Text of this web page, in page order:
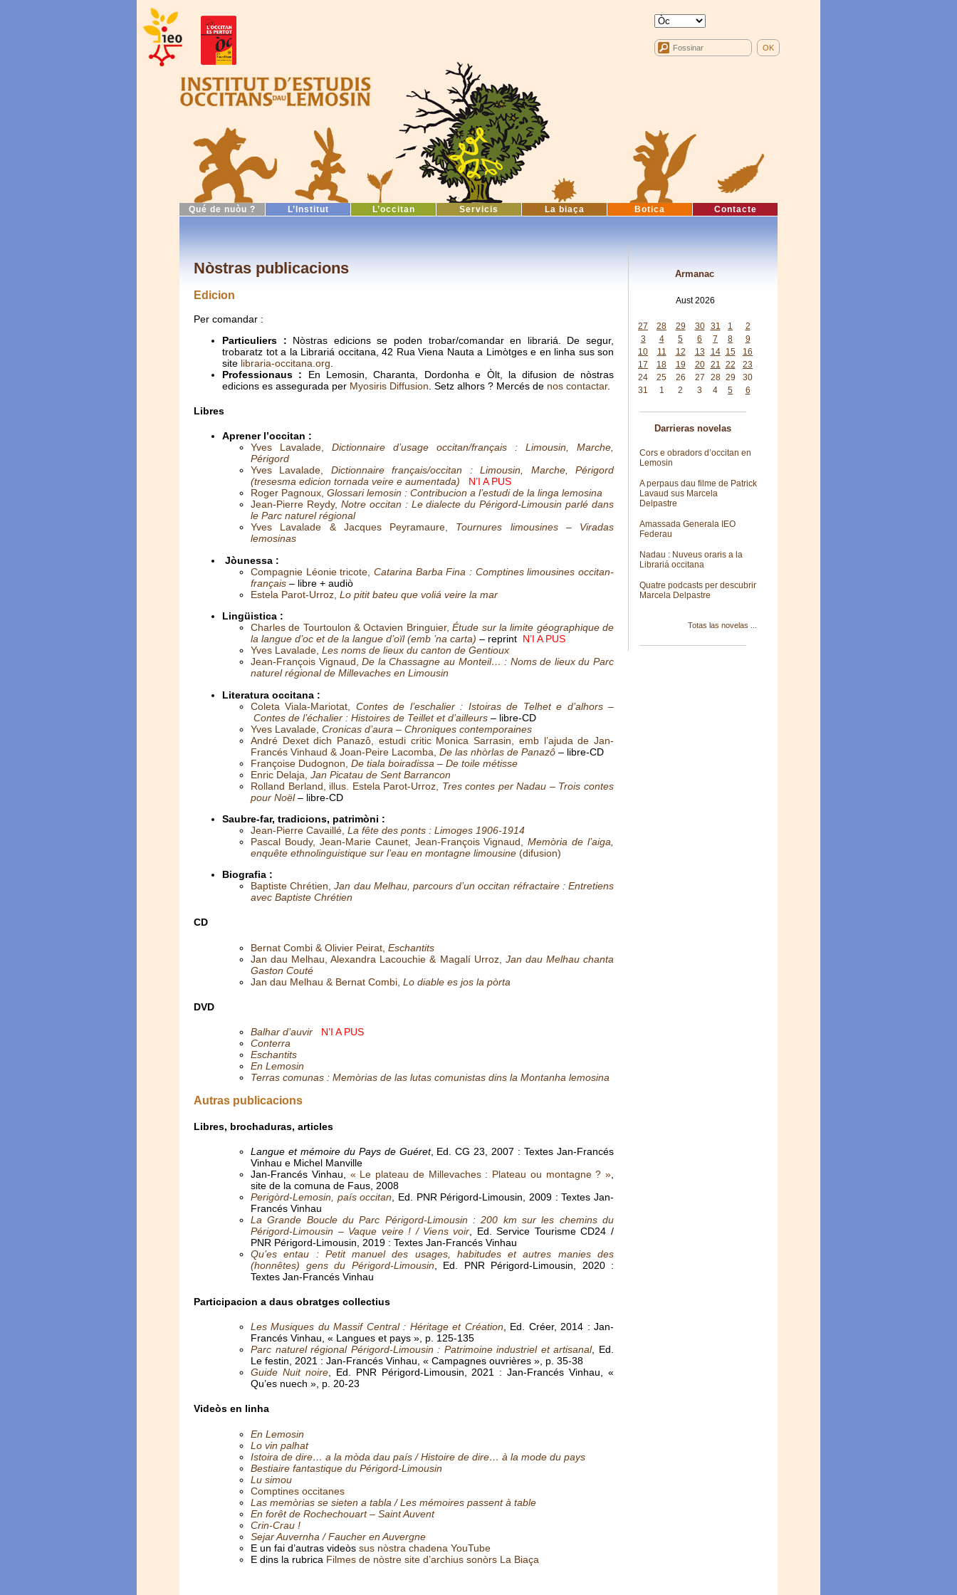
Qué de nuòu ? L’Institut L’occitan Servicis La biaça Botica Contacte
Nòstras publicacions
Edicion
Per comandar :
Particuliers : Nòstras edicions se poden trobar/comandar en librariá. De segur,
trobaratz tot a la Librariá occitana, 42 Rua Viena Nauta a Limòtges e en linha sus son
site libraria-occitana.org
Professionaus : En Lemosin, Charanta, Dordonha e Òlt, la difusion de nòstras
edicions es assegurada per Myosiris Diffusion . Setz alhors ? Mercés de nos contactar.
Libres
Aprener l’occitan :
Yves Lavalade, Dictionnaire d’usage occitan/français : Limousin, Marche,
Périgord
Yves Lavalade, Dictionnaire français/occitan : Limousin, Marche, Périgord
(tresesma edicion tornada veire e aumentada)
N’I A PUS
Roger Pagnoux, Glossari lemosin : Contribucion a l’estudi de la linga lemosina
Jean-Pierre Reydy, Notre occitan : Le dialecte du Périgord-Limousin parlé dans
le Parc naturel régional
Yves Lavalade & Jacques Peyramaure, Tournures limousines – Viradas
lemosinas
Jòunessa :
Compagnie Léonie tricote, Catarina Barba Fina : Comptines limousines occitan-
français – libre + audiò
Estela Parot-Urroz, Lo pitit bateu que voliá veire la mar
Lingüistica :
Charles de Tourtoulon & Octavien Bringuier,Étude sur la limite géographique de
la langue d’oc et de la langue d’oïl (emb ’na carta) – reprint N’I A PUS
Yves Lavalade, Les noms de lieux du canton de Gentioux
Jean-François Vignaud, De la Chassagne au Monteil… : Noms de lieux du Parc
naturel régional de Millevaches en Limousin
Literatura occitana :
Coleta Viala-Mariotat, Contes de l’eschalier : Istoiras de Telhet e d’alhors–
Contes de l’échalier : Histoires de Teillet et d’ailleurs – libre-CD
Yves Lavalade, Cronicas d’aura – Chroniques contemporaines
André Dexet dich Panazô, estudi critic Monica Sarrasin, emb l’ajuda de Jan-
Francés Vinhaud & Joan-Peire Lacomba, De las nhòrlas de Panazô – libre-CD
Françoise Dudognon, De tiala boiradissa – De toile métisse
Enric Delaja, Jan Picatau de Sent Barrancon
Rolland Berland, illus. Estela Parot-Urroz,
Tres contes per Nadau – Trois contes
pour Noël– libre-CD
Saubre-far, tradicions, patrimòni :
Jean-Pierre Cavaillé, La fête des ponts : Limoges 1906-1914
Pascal Boudy, Jean-Marie Caunet, Jean-François Vignaud,
Memòria de l’aiga,
enquête ethnolinguistique sur l’eau en montagne limousine (difusion)
Biografia :
Baptiste Chrétien,Jan dau Melhau, parcours d’un occitan réfractaire : Entretiens
avec Baptiste Chrétien
CD
Bernat Combi & Olivier Peirat, Eschantits
Jan dau Melhau, Alexandra Lacouchie & Magalí Urroz, Jan dau Melhau chanta
Gaston Couté
Jan dau Melhau & Bernat Combi, Lo diable es jos la pòrta
DVD
Balhar d’auvir
N’I A PUS
Conterra
Eschantits
En Lemosin
Terras comunas : Memòrias de las lutas comunistas dins la Montanha lemosina
Autras publicacions
Libres, brochaduras, articles
Langue et mémoire du Pays de Guéret, Ed. CG 23, 2007 : Textes Jan-Francés
Vinhau e Michel Manville
Jan-Francés Vinhau, « Le plateau de Millevaches : Plateau ou montagne ? »
site de la comuna de Faus, 2008
Perigòrd-Lemosin, país occitan , Ed. PNR Périgord-Limousin, 2009 : Textes Jan-
Francés Vinhau
La Grande Boucle du Parc Périgord-Limousin : 200 km sur les chemins du
Périgord-Limousin – Vaque veire ! / Viens voir , Ed. Service Tourisme CD24 /
PNR Périgord-Limousin, 2019 : Textes Jan-Francés Vinhau
Qu’es entau : Petit manuel des usages, habitudes et autres manies des
(honnêtes) gens du Périgord-Limousin , Ed. PNR Périgord-Limousin, 2020 :
Textes Jan-Francés Vinhau
Participacion a daus obratges collectius
Les Musiques du Massif Central : Héritage et Création, Ed. Créer, 2014 : Jan-
Francés Vinhau, « Langues et pays », p. 125-135
Parc naturel régional Périgord-Limousin : Patrimoine industriel et artisanal, Ed.
Le festin, 2021 : Jan-Francés Vinhau, « Campagnes ouvrières », p. 35-38
Guide Nuit noire, Ed. PNR Périgord-Limousin, 2021 : Jan-Francés Vinhau, «
Qu’es nuech », p. 20-23
Videòs en linha
En Lemosin
Lo vin palhat
Istoira de dire… a la mòda dau país / Histoire de dire… à la mode du pays
Bestiaire fantastique du Périgord-Limousin
Lu simou
Comptines occitanes
Las memòrias se sieten a tabla / Les mémoires passent à table
En forêt de Rochechouart – Saint Auvent
Crin-Crau !
Sejar Auvernha / Faucher en Auvergne
E un fai d’autras videòs sus nòstra chadena YouTube
E dins la rubrica Filmes de nòstre site d’archius sonòrs La Biaça
Armanac
Aust 2026
27
28 29 30 31 1
2
3
4 5 6 7 8
9
10
11 12 13 14 15
16
17
18 19 20 21 22
23
24
25 26 27 28 29
30
31
1 2 3 4 5 6
Darrieras novelas
Cors e obradors d’occitan en
Lemosin
A perpaus dau filme de Patrick
Lavaud sus Marcela
Delpastre
Amassada Generala IEO
Federau
Nadau : Nuveus oraris a la
Librariá occitana
Quatre podcasts per descubrir
Marcela Delpastre
Totas las novelas ...